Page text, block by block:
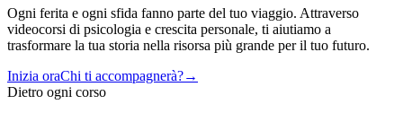
Ogni ferita e ogni sfida fanno parte del tuo viaggio. Attraverso
videocorsi di psicologia e crescita personale, ti aiutiamo a
trasformare la tua storia nella risorsa più grande per il tuo futuro.
Inizia oraChi ti accompagnerà?→
Dietro ogni corso